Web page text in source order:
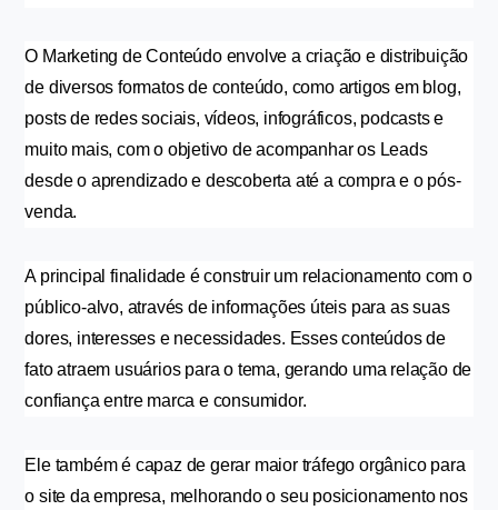
O Marketing de Conteúdo envolve a criação e distribuição
de diversos formatos de conteúdo, como artigos em blog,
posts de redes sociais, vídeos, infográficos, podcasts e
muito mais, com o objetivo de acompanhar os Leads
desde o aprendizado e descoberta até a compra e o pós-
venda.
A principal finalidade é construir um relacionamento com o
público-alvo, através de informações úteis para as suas
dores, interesses e necessidades. Esses conteúdos de
fato atraem usuários para o tema, gerando uma relação de
confiança entre marca e consumidor.
Ele também é capaz de gerar maior tráfego orgânico para
o site da empresa, melhorando o seu posicionamento nos